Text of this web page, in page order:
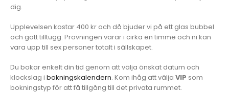
dig.
Upplevelsen kostar 400 kr och då bjuder vi på ett glas bubbel
och gott tilltugg. Provningen varar i cirka en timme och ni kan
vara upp till sex personer totalt i sällskapet.
Du bokar enkelt din tid genom att välja önskat datum och
klockslag i bokningskalendern. Kom ihåg att välja VIP som
bokningstyp för att få tillgång till det privata rummet.